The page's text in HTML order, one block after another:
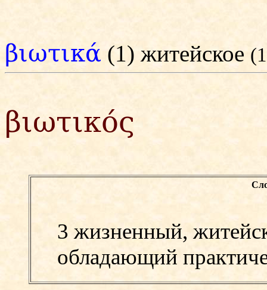
βιωτικά (1) житейское
βιωτικός
3 жизненный,
обладающий